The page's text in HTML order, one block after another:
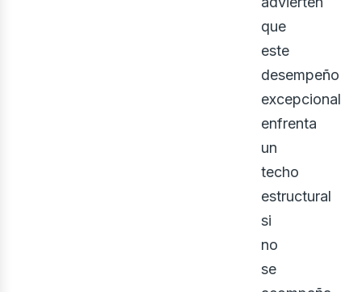
que
este
desempeño
excepcional
enfrenta
un
techo
estructural
si
no
se